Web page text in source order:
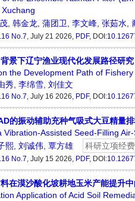
, 韩金龙, 蒲团卫, 李文峰, 张茹水,
No.7, July 21 2026, PDF, DOI:
景下辽宁渔业现代化发展路径研究
the Development Path of
秀, 李绵雪, 刘佳文
No.7, July 16 2026, PDF, DOI:
的振动辅助充种气吸式大豆精量
Vibration-Assisted Seed-Filling
熙, 刘诚伟, 覃方雄 科研立项经
No.7, July 15 2026, PDF, DOI:
在漠沙酸化坡耕地玉米产能提升
Application of Acid Soil